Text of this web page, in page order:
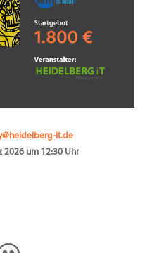
it.de
2026 um 12:30 Uhr